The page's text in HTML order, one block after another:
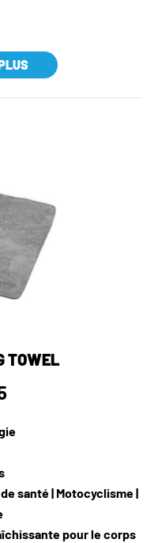
TOWEL
santé | Motocyclisme |
pour le corps